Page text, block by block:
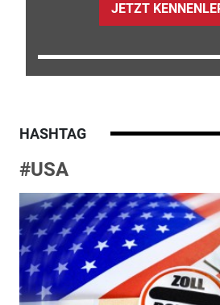
JETZT
HASHTAG
#USA